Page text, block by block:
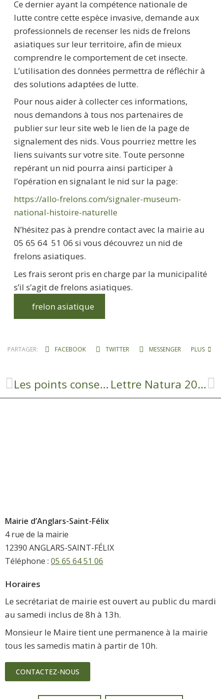
Ce dernier ayant la compétence nationale de
lutte contre cette espèce invasive, demande aux
professionnels de recenser les nids de frelons
asiatiques sur leur territoire, afin de mieux
comprendre le comportement de cet insecte.
L’utilisation des données permettra de réfléchir à
des solutions adaptées de lutte.
Pour nous aider à collecter ces informations,
nous demandons à tous nos partenaires de
publier sur leur site web le lien de la page de
signalement des nids. Vous pourriez mettre les
liens suivants sur votre site. Toute personne
repérant un nid pourra ainsi participer à
l’opération en signalant le nid sur la page:
https://allo-frelons.com/signaler-museum-
national-histoire-naturelle
N’hésitez pas à prendre contact avec la mairie au
05 65 64 51 06 si vous découvrez un nid de
frelons asiatiques.
Les frais seront pris en charge par la municipalité
s’il s’agit de frelons asiatiques.
frelon asiatique
PARTAGER: FACEBOOK TWITTER MESSENGER PLUS
Les points conseil budget à votre écoute Lettre Natura 2000
Mairie d’Anglars-Saint-Félix
4 rue de la mairie
12390 ANGLARS-SAINT-FÉLIX
Téléphone : 05 65 64 51 06
Horaires
Le secrétariat de mairie est ouvert au public du mardi
au samedi inclus de 8h à 13h.
Monsieur le Maire tient une permanence à la mairie
tous les samedis matin à partir de 10h.
CONTACTEZ-NOUS